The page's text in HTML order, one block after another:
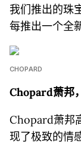
我们推出的珠
每推出一个全
CHOPARD
Chopard萧邦
Chopard萧邦
现了极致的情